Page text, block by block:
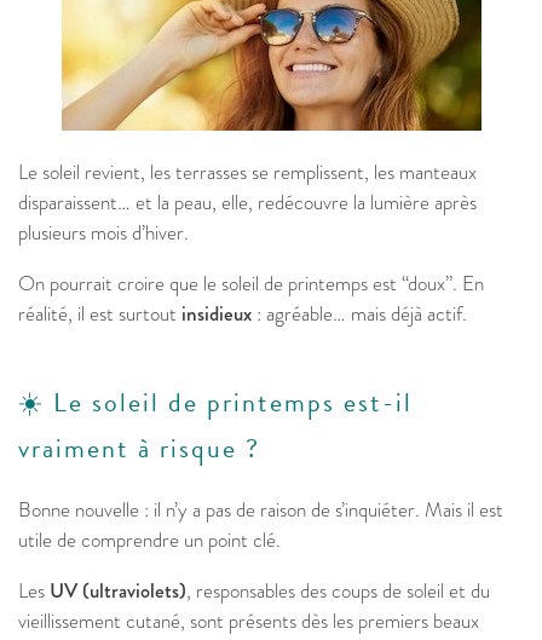
Le soleil revient, les terrasses se remplissent, les manteaux
disparaissent… et la peau, elle, redécouvre la lumière après
plusieurs mois d’hiver.
On pourrait croire que le soleil de printemps est “doux”. En
réalité, il est surtout insidieux : agréable… mais déjà actif.
☀️ Le soleil de printemps est-il
vraiment à risque ?
Bonne nouvelle : il n’y a pas de raison de s’inquiéter. Mais il est
utile de comprendre un point clé.
Les UV (ultraviolets), responsables des coups de soleil et du
vieillissement cutané, sont présents dès les premiers beaux